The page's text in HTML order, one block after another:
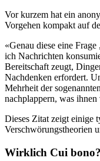
Vor kurzem hat ein
Vorgehen kompakt auf
«Genau diese eine
ich Nachrichten
Bereitschaft zeugt,
Nachdenken erfordert.
Mehrheit der
nachplappern, was
Dieses Zitat zeigt einige
Verschwörungstheorien
Wirklich Cui bono?